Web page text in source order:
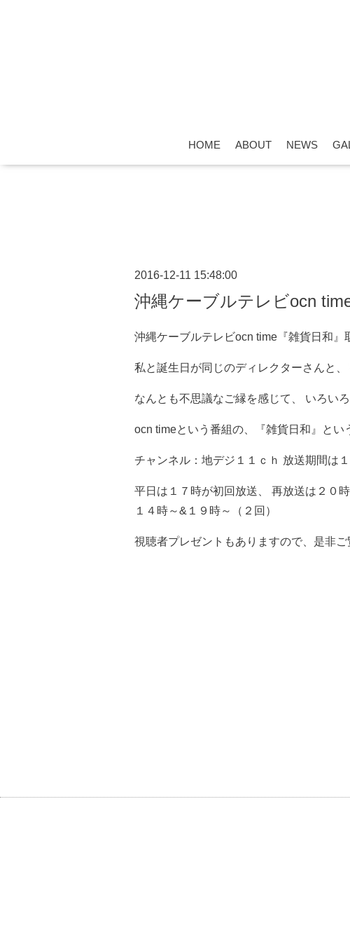
HOME ABOUT NEWS
2016-12-11 15:48:00
沖縄ケーブルテレビocn
沖縄ケーブルテレビocn time『雑貨日和』
私と誕生日が同じのディレクターさんと
なんとも不思議なご縁を感じて、 いろい
ocn timeという番組の、『雑貨日和』とい
チャンネル：地デジ１１ｃｈ 放送期間は
平日は１７時が初回放送、 再放送は２０
１４時～&１９時～（２回）
視聴者プレゼントもありますので、是非